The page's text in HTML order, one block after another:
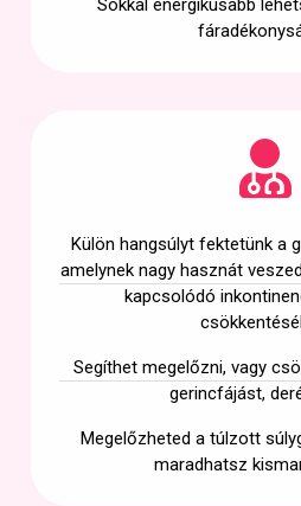
Sokkal energikusabb
Külön hangsúlyt fektetünk a
amelynek nagy hasznát
kapcsolódó
Segíthet megelőzni, vagy
gerincfájást,
Megelőzheted a túlzott
maradhatsz